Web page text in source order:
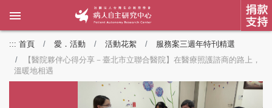
::: 首頁 愛．活動 活動花絮
服務案三週年特刊精選
【醫院夥伴心得分享－臺北市立聯合醫院】在醫療照護諮商的路上，
溫暖地相遇